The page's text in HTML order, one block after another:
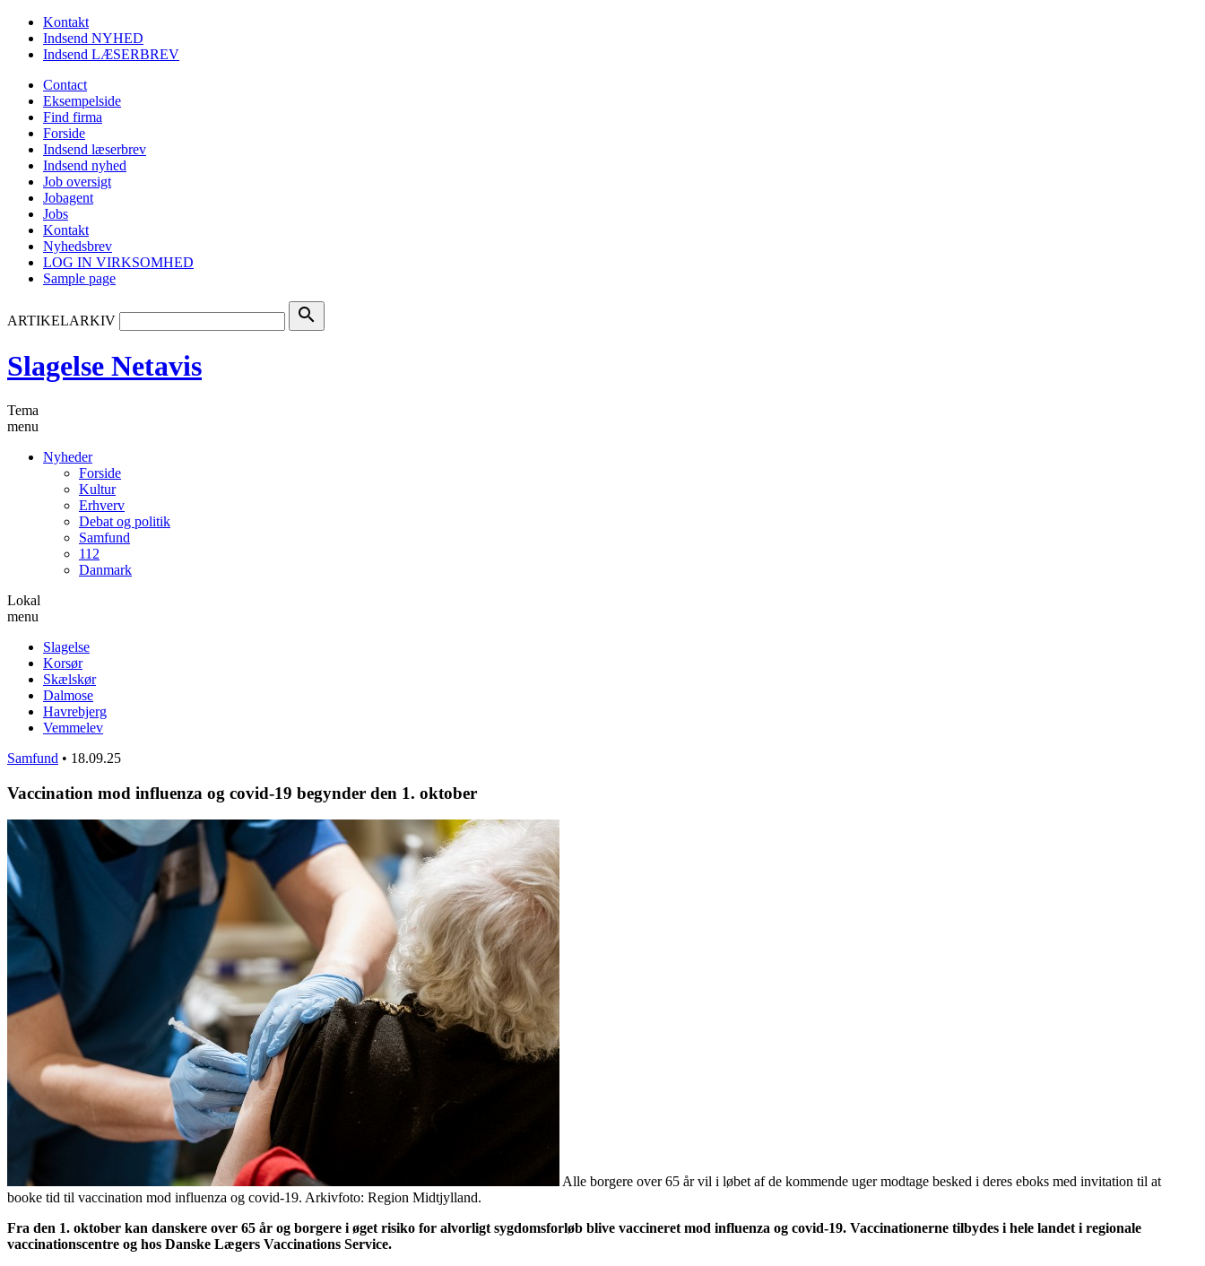
Kontakt
Indsend NYHED
Indsend LÆSERBREV
Contact
Eksempelside
Find firma
Forside
Indsend læserbrev
Indsend nyhed
Job oversigt
Jobagent
Jobs
Kontakt
Nyhedsbrev
LOG IN VIRKSOMHED
Sample page
ARTIKELARKIV search
Slagelse Netavis
Tema
menu
Nyheder
Forside
Kultur
Erhverv
Debat og politik
Samfund
112
Danmark
Lokal
menu
Slagelse
Korsør
Skælskør
Dalmose
Havrebjerg
Vemmelev
Samfund • 18.09.25
Vaccination mod influenza og covid-19 begynder den 1. oktober
Alle borgere over 65 år vil i løbet af de kommende uger modtage besked i deres eboks med invitation til at
booke tid til vaccination mod influenza og covid-19. Arkivfoto: Region Midtjylland.
Fra den 1. oktober kan danskere over 65 år og borgere i øget risiko for alvorligt sygdomsforløb blive vaccineret mod influenza og covid-19. Vaccinationerne tilbydes i hele landet i regionale
vaccinationscentre og hos Danske Lægers Vaccinations Service.